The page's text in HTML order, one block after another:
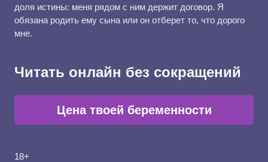
доля истины: меня рядом с ним держит договор. Я
обязана родить ему сына или он отберет то, что дорого
мне.
Читать онлайн без сокращений
Цена твоей беременности
18+